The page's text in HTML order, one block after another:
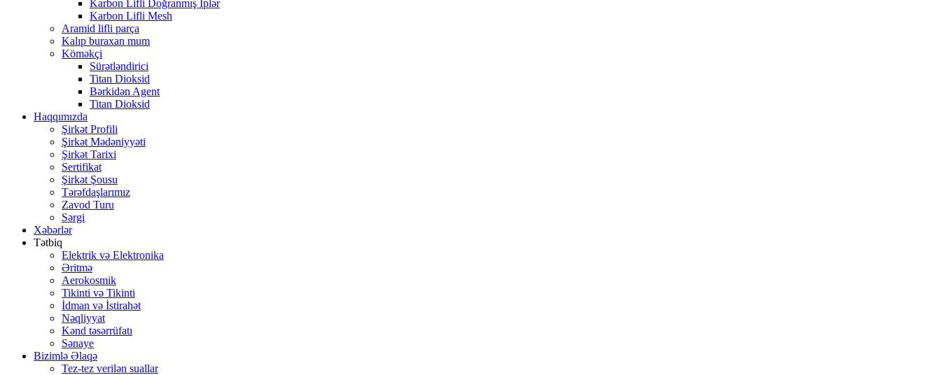
Karbon Lifli Doğranmış İplər
Karbon Lifli Mesh
Aramid lifli parça
Kalıp buraxan mum
Köməkçi
Sürətləndirici
Titan Dioksid
Bərkidən Agent
Titan Dioksid
Haqqımızda
Şirkət Profili
Şirkət Mədəniyyəti
Şirkət Tarixi
Sertifikat
Şirkət Şousu
Tərəfdaşlarımız
Zavod Turu
Sərgi
Xəbərlər
Tətbiq
Elektrik və Elektronika
Əritmə
Aerokosmik
Tikinti və Tikinti
İdman və İstirahət
Nəqliyyat
Kənd təsərrüfatı
Sənaye
Bizimlə Əlaqə
Tez-tez verilən suallar